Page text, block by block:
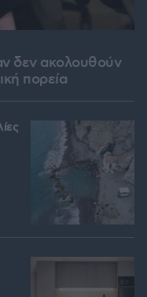
δεν ακολουθούν
πορεία